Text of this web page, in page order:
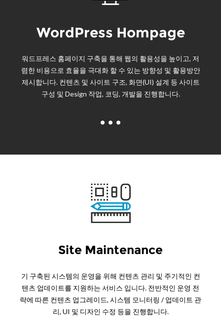
WordPress Hompage
워드프레스 홈페이지 구축을 통해 웹의 활용성을 높이고, 저
렴한 비용으로 효율을 극대화 할 수 있는 방향성 및 활용방안
제시합니다. 컨텐츠 및 사이트 구조, 화면(UI) 설계 등 사이트
구성 및 Design 작업, 코딩, 개발을 진행합니다.
Site Maintenance
기 구축된 시스템의 운영을 위해 컨텐츠 관리 및 주기적인 컨
텐츠 업데이트를 지원하는 서비스 입니다. 전반적인 운영 전
략에 따른 컨텐츠 업그레이드, 시스템 모니터링 / 업데이트 관
리, UI 및 디자인 수정 등을 진행합니다.